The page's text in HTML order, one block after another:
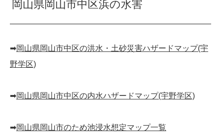
岡山県岡山市中区浜の水害
➡︎岡山県岡山市中区の洪水・土砂災害ハザードマップ(宇
野学区)
➡︎岡山県岡山市中区の内水ハザードマップ(宇野学区)
➡︎岡山県岡山市のため池浸水想定マップ一覧